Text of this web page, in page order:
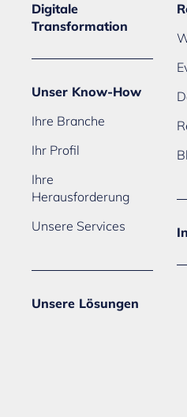
Digitale
Transformation
Unser Know-How
Ihre Branche
Ihr Profil
Ihre
Herausforderung
Unsere Services
Unsere Lösungen